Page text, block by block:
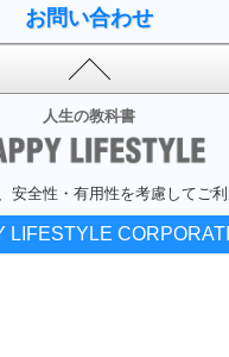
お問い合わせ
人生の教科書
安全性・有用性を考慮してご利
LIFESTYLE